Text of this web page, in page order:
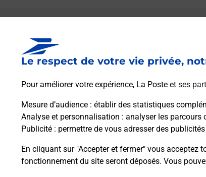
Le respect de votre vie privée,
Pour améliorer votre expérience, La Poste et ses
Mesure d’audience : établir des statistiques
Analyse et personnalisation : analyser les
Publicité : permettre de vous adresser des
En cliquant sur "Accepter et fermer" vous acceptez
fonctionnement du site seront déposés. Vous
Boîte aux lettres La Poste
Prochaine collecte du courrier lundià
6 Place De La Paix
Itinéraire